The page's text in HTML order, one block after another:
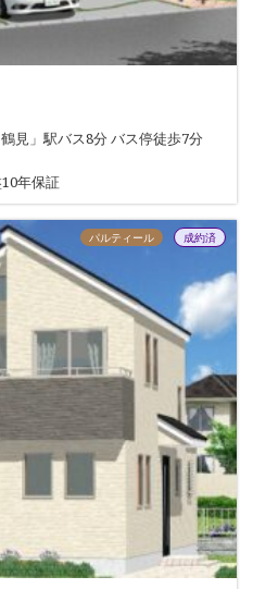
見」駅バス8分 バス停徒歩7分
年保証
パルティール 成約済